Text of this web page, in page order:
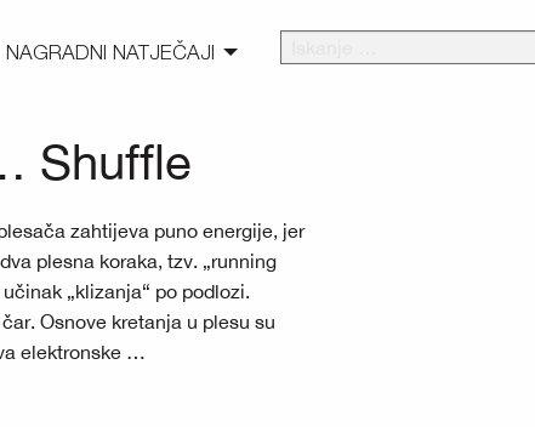
NAGRADNI NATJEČAJI
Shuffle
zahtijeva puno energije, jer
plesna koraka, tzv. „running
„klizanja“ po podlozi.
Osnove kretanja u plesu su
elektronske …